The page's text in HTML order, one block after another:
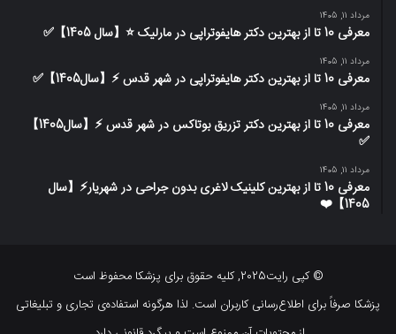
مرداد 11, 1405
معرفی 10 تا از بهترین دکتر هایفوتراپی در مارلیک ⭐【سال 1405】✅
مرداد 11, 1405
معرفی 10 تا از بهترین دکتر هایفوتراپی در شهر قدس ⚡️【سال1405】✅
مرداد 11, 1405
معرفی 10 تا از بهترین دکتر تزریق بوتاکس در شهر قدس ⚡️【سال1405】
✅
مرداد 11, 1405
معرفی 10 تا از بهترین کلینیک لاغری بدون جراحی در شهریار⚡【سال
1405】❤️
© کپی رایت2025, کلیه حقوق برای پزشکا محفوظ است
پزشکا صرفاً برای اطلاع‌رسانی کاربران است. لذا هرگونه استفاده‌ی تجاری و تبلیغاتی